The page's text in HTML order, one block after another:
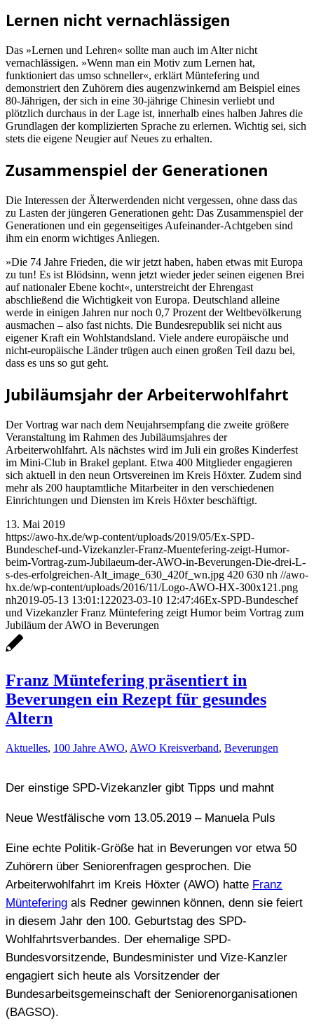
Lernen nicht vernachlässigen
Das »Lernen und Lehren« sollte man auch im Alter nicht
vernachlässigen. »Wenn man ein Motiv zum Lernen hat,
funktioniert das umso schneller«, erklärt Müntefering und
demonstriert den Zuhörern dies augenzwinkernd am Beispiel eines
80-Jährigen, der sich in eine 30-jährige Chinesin verliebt und
plötzlich durchaus in der Lage ist, innerhalb eines halben Jahres die
Grundlagen der komplizierten Sprache zu erlernen. Wichtig sei, sich
stets die eigene Neugier auf Neues zu erhalten.
Zusammenspiel der Generationen
Die Interessen der Älterwerdenden nicht vergessen, ohne dass das
zu Lasten der jüngeren Generationen geht: Das Zusammenspiel der
Generationen und ein gegenseitiges Aufeinander-Achtgeben sind
ihm ein enorm wichtiges Anliegen.
»Die 74 Jahre Frieden, die wir jetzt haben, haben etwas mit Europa
zu tun! Es ist Blödsinn, wenn jetzt wieder jeder seinen eigenen Brei
auf nationaler Ebene kocht«, unterstreicht der Ehrengast
abschließend die Wichtigkeit von Europa. Deutschland alleine
werde in einigen Jahren nur noch 0,7 Prozent der Weltbevölkerung
ausmachen – also fast nichts. Die Bundesrepublik sei nicht aus
eigener Kraft ein Wohlstandsland. Viele andere europäische und
nicht-europäische Länder trügen auch einen großen Teil dazu bei,
dass es uns so gut geht.
Jubiläumsjahr der Arbeiterwohlfahrt
Der Vortrag war nach dem Neujahrsempfang die zweite größere
Veranstaltung im Rahmen des Jubiläumsjahres der
Arbeiterwohlfahrt. Als nächstes wird im Juli ein großes Kinderfest
im Mini-Club in Brakel geplant. Etwa 400 Mitglieder engagieren
sich aktuell in den neun Ortsvereinen im Kreis Höxter. Zudem sind
mehr als 200 hauptamtliche Mitarbeiter in den verschiedenen
Einrichtungen und Diensten im Kreis Höxter beschäftigt.
13. Mai 2019
https://awo-hx.de/wp-content/uploads/2019/05/Ex-SPD-
Bundeschef-und-Vizekanzler-Franz-Muentefering-zeigt-Humor-
beim-Vortrag-zum-Jubilaeum-der-AWO-in-Beverungen-Die-drei-L-
s-des-erfolgreichen-Alt_image_630_420f_wn.jpg 420 630 nh //awo-
hx.de/wp-content/uploads/2016/11/Logo-AWO-HX-300x121.png
nh2019-05-13 13:01:122023-03-10 12:47:46Ex-SPD-Bundeschef
und Vizekanzler Franz Müntefering zeigt Humor beim Vortrag zum
Jubiläum der AWO in Beverungen
Franz Müntefering präsentiert in
Beverungen ein Rezept für gesundes
Altern
Aktuelles, 100 Jahre AWO, AWO Kreisverband, Beverungen
Der einstige SPD-Vizekanzler gibt Tipps und mahnt
Neue Westfälische vom 13.05.2019 – Manuela Puls
Eine echte Politik-Größe hat in Beverungen vor etwa 50
Zuhörern über Seniorenfragen gesprochen. Die
Arbeiterwohlfahrt im Kreis Höxter (AWO) hatte Franz
Müntefering als Redner gewinnen können, denn sie feiert
in diesem Jahr den 100. Geburtstag des SPD-
Wohlfahrtsverbandes. Der ehemalige SPD-
Bundesvorsitzende, Bundesminister und Vize-Kanzler
engagiert sich heute als Vorsitzender der
Bundesarbeitsgemeinschaft der Seniorenorganisationen
(BAGSO).